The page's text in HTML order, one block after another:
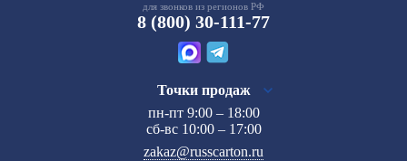
для звонков из регионов РФ
8 (800) 30-111-77
Точки продаж
пн-пт 9:00 – 18:00
сб-вс 10:00 – 17:00
zakaz@russcarton.ru